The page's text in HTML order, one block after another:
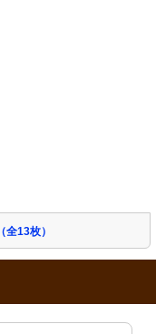
（全13枚）